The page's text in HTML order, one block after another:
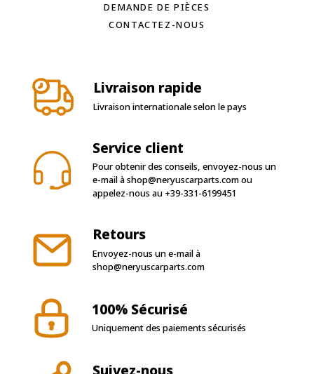
DEMANDE DE PIÈCES
CONTACTEZ-NOUS
Livraison rapide
Livraison internationale selon le pays
Service client
Pour obtenir des conseils, envoyez-nous un
e-mail àshop@neryuscarparts.comou
appelez-nous au +39-331-6199451
Retours
Envoyez-nous un e-mail à
shop@neryuscarparts.com
100% Sécurisé
Uniquement des paiements sécurisés
Suivez-nous